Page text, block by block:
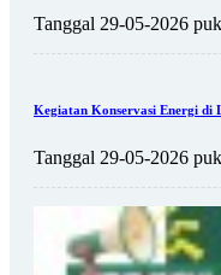
Tanggal 29-05-2026
Kegiatan Konservasi Energi di
Tanggal 29-05-2026